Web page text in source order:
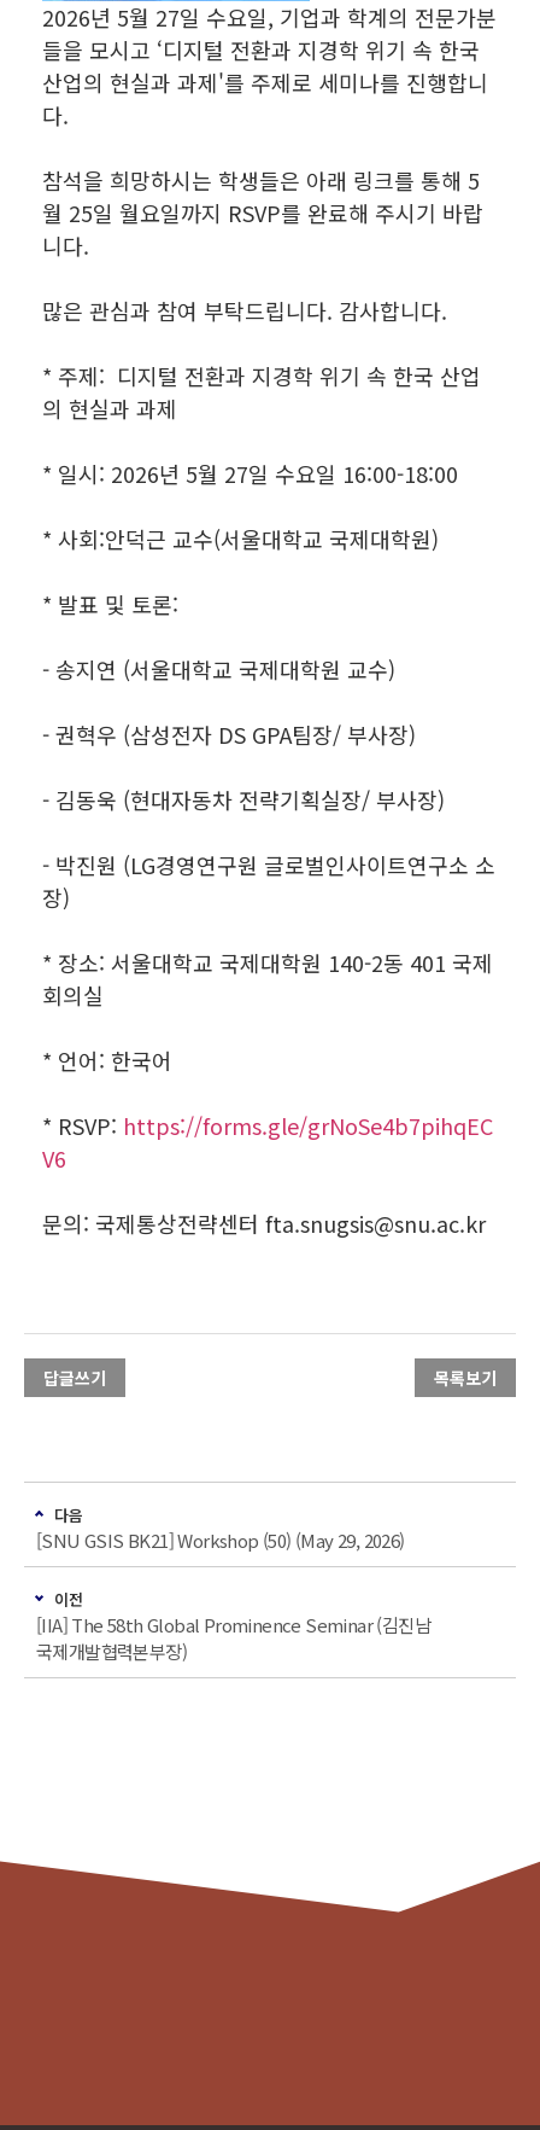
2026년 5월 27일 수요일, 기업과 학계의 전문가분
들을 모시고 ‘디지털 전환과 지경학 위기 속 한국
산업의 현실과 과제'를 주제로 세미나를 진행합니
다.
참석을 희망하시는 학생들은 아래 링크를 통해 5
월 25일 월요일까지 RSVP를 완료해 주시기 바랍
니다.
많은 관심과 참여 부탁드립니다. 감사합니다.
* 주제: 디지털 전환과 지경학 위기 속 한국 산업
의 현실과 과제
* 일시: 2026년 5월 27일 수요일 16:00-18:00
* 사회:안덕근 교수(서울대학교 국제대학원)
* 발표 및 토론:
- 송지연 (서울대학교 국제대학원 교수)
- 권혁우 (삼성전자 DS GPA팀장/ 부사장)
- 김동욱 (현대자동차 전략기획실장/ 부사장)
- 박진원 (LG경영연구원 글로벌인사이트연구소 소
장)
* 장소: 서울대학교 국제대학원 140-2동 401 국제
회의실
* 언어: 한국어
* RSVP: https://forms.gle/grNoSe4b7pihqEC
V6
문의: 국제통상전략센터 fta.snugsis@snu.ac.kr
답글쓰기 목록보기
다음
[SNU GSIS BK21] Workshop (50) (May 29, 2026)
이전
[IIA] The 58th Global Prominence Seminar (김진남
국제개발협력본부장)